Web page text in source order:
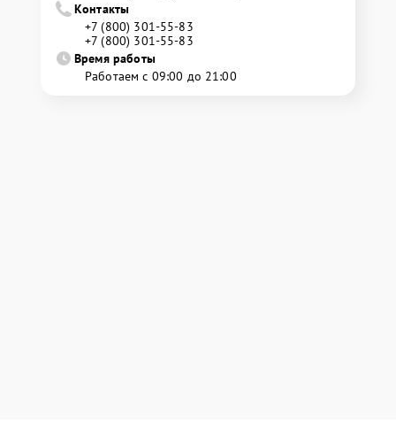
Контакты
+7 (800) 301-55-83
+7 (800) 301-55-83
Время работы
Работаем с 09:00 до 21:00